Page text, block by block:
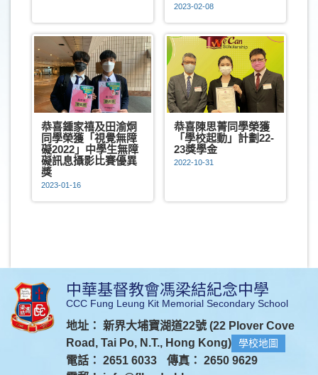
2023-02-08
恭喜鍾家禧及田渝烔
同學榮獲「視覺無障
礙2022」中學生無障
礙訊息攝影比賽優異
獎
2023-01-16
恭喜陳思菁同學榮獲
「學校起動」計劃22-
23獎學金
2022-10-31
中華基督教會馮梁結紀念中學
CCC Fung Leung Kit Memorial Secondary School
地址： 新界大埔寶湖道22號 (22 Plover Cove
Road, Tai Po, N.T., Hong Kong)
學校地圖
電話： 2651 6033
傳真： 2650 9629